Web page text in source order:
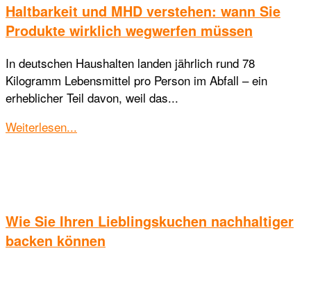
Haltbarkeit und MHD verstehen: wann Sie
Produkte wirklich wegwerfen müssen
In deutschen Haushalten landen jährlich rund 78
Kilogramm Lebensmittel pro Person im Abfall – ein
erheblicher Teil davon, weil das...
Weiterlesen...
Wie Sie Ihren Lieblingskuchen nachhaltiger
backen können